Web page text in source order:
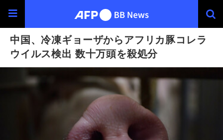
中国、冷凍ギョーザからアフリカ豚コレラ
ウイルス検出 数十万頭を殺処分